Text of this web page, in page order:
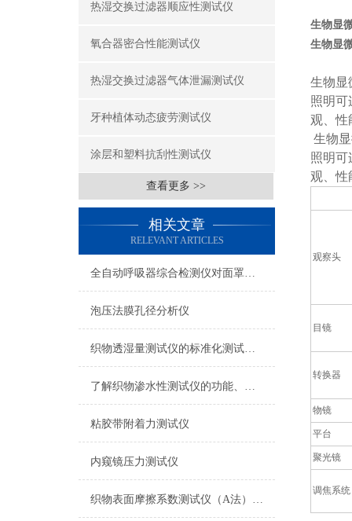
热湿交换过滤器顺应性测试仪
氧合器密合性能测试仪
热湿交换过滤器气体泄漏测试仪
牙种植体动态疲劳测试仪
涂层和塑料抗刮性测试仪
查看更多 >>
相关文章
RELEVANT ARTICLES
全自动呼吸器综合检测仪对面罩泄漏率的定量检测方法
泡压法膜孔径分析仪
织物透湿量测试仪的标准化测试方法与流程介绍
了解织物渗水性测试仪的功能、优势与行业应用
粘胶带附着力测试仪
内窥镜压力测试仪
织物表面摩擦系数测试仪（A法） 检测准确
生物显
生物显
生物显
照明可
观、性
生物
照明可
观、性
观察头
目镜
转换器
物镜
平台
聚光镜
调焦系统